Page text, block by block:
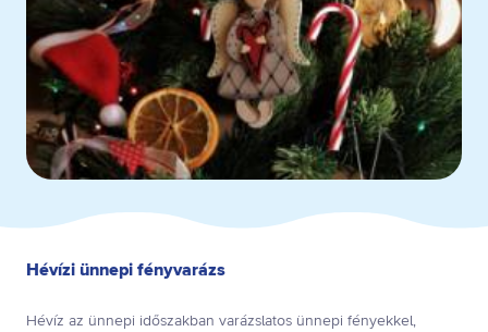
Hévízi ünnepi fényvarázs
Hévíz az ünnepi időszakban varázslatos ünnepi fényekkel,